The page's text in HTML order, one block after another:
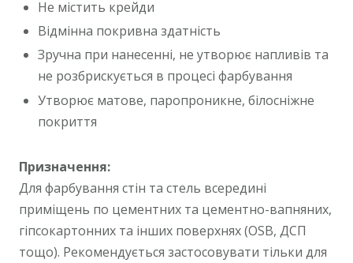
Не містить крейди
Відмінна покривна здатність
Зручна при нанесенні, не утворює напливів та
не розбрискується в процесі фарбування
Утворює матове, паропроникне, білосніжне
покриття
Призначення:
Для фарбування стін та стель всередині
приміщень по цементних та цементно-вапняних,
гіпсокартонних та інших поверхнях (OSB, ДСП
тощо). Рекомендується застосовувати тільки для